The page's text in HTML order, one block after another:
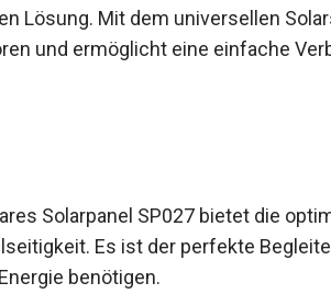
Lösung. Mit dem universellen
und ermöglicht eine einfache
Solarpanel SP027 bietet die
Es ist der perfekte
benötigen.